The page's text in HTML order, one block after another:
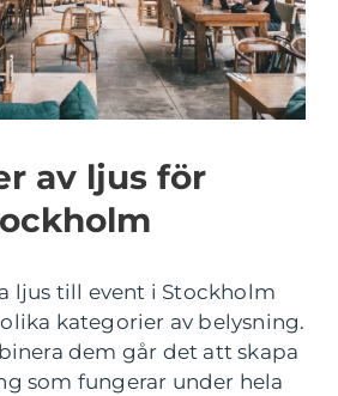
av ljus för
ljus till event i Stockholm
kategorier av belysning.
dem går det att skapa
som fungerar under hela